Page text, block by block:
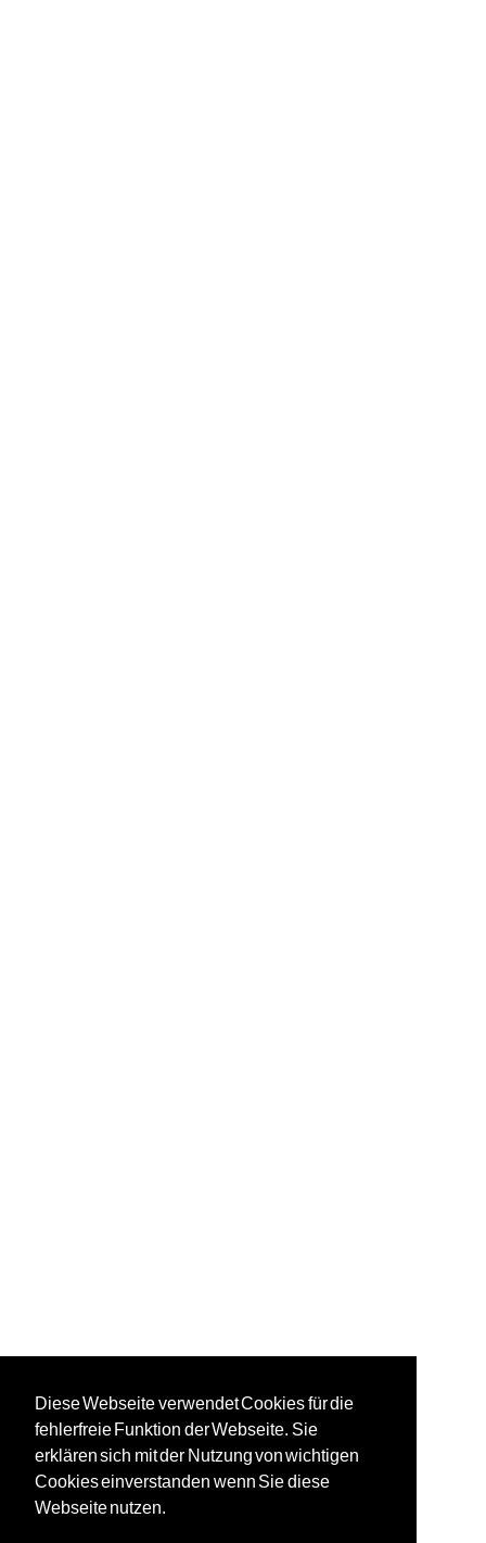
Diese Webseite verwendet Cookies für die
fehlerfreie Funktion der Webseite. Sie
erklären sich mit der Nutzung von wichtigen
Cookies einverstanden wenn Sie diese
Webseite nutzen.